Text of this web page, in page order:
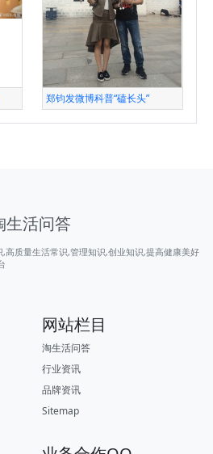
郑钧发微博科普“磕长头”
生活问答
高质量生活常识,管理知识,创业知识,提高健康美好
网站栏目
淘生活问答
行业资讯
品牌资讯
Sitemap